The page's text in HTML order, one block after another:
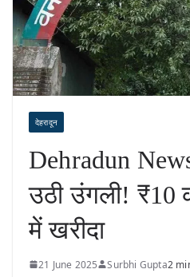
देहरादून
Dehradun
उठी उंगली! ₹10
में खरीदा
21 June 2025 Surbhi Gupta2